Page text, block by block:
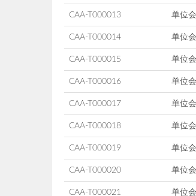
CAA-T000013 单位
CAA-T000014 单位
CAA-T000015 单位
CAA-T000016 单位
CAA-T000017 单位
CAA-T000018 单位
CAA-T000019 单位
CAA-T000020 单位
CAA-T000021 单位